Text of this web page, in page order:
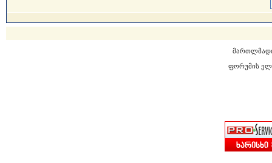
ფორუმის